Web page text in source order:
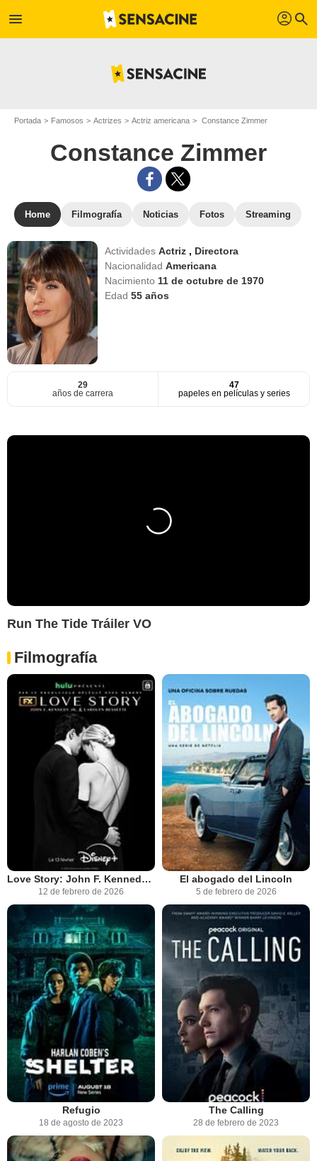
menu profil search
Portada Famosos Actrizes Actriz americana Constance Zimmer
Constance Zimmer
Home Filmografía Noticias Fotos Streaming
ActividadesActriz , Directora
NacionalidadAmericana
Nacimiento 11 de octubre de 1970
Edad55 años
29
años de carrera
47
papeles en películas y series
Run The Tide Tráiler VO
Filmografía
Love Story: John F. Kennedy Jr. & Carolyn Bessette
12 de febrero de 2026
El abogado del Lincoln
5 de febrero de 2026
Refugio
18 de agosto de 2023
The Calling
28 de febrero de 2023